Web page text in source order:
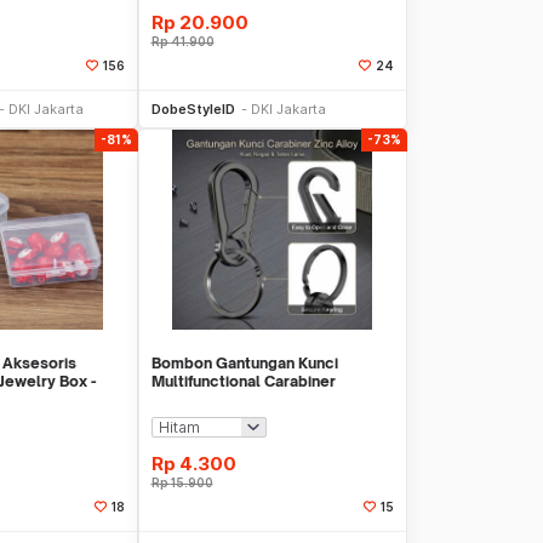
156
DKI Jakarta
Rp 20.900
Rp41.900
24
DobeStyleID DKI Jakarta
-81%
Aksesoris
Box -
18
-73%
Bombon Gantungan Kunci
Multifunctional Carabiner
Rp 4.300
Rp15.900
15